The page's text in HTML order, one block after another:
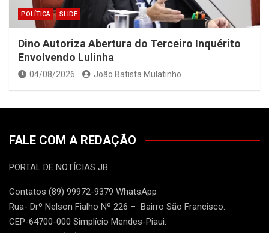
POLÍTICA SLIDE
Dino Autoriza Abertura do Terceiro Inquérito
Envolvendo Lulinha
04/08/2026 João Batista Mulatinho
FALE COM A REDAÇÃO
PORTAL DE NOTÍCIAS JB
Contatos (89) 99972-9379 WhatsApp
Rua- Drº Nelson Fialho Nº 226 – Bairro São Francisco.
CEP-64700-000 Simplício Mendes-Piaui.